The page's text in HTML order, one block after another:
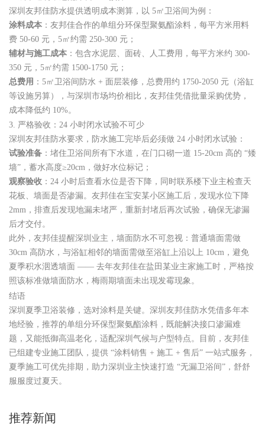
深圳友邦佳防水提供透明成本测算，以 5㎡卫浴间为例：
涂料成本 ：友邦佳合作的单组分环保型聚氨酯涂料，每平方米用料
费 50-60 元，5㎡约需 250-300 元；
辅材与施工成本 ：包含水泥层、面砖、人工费用，每平方米约 300-
350 元，5㎡约需 1500-1750 元；
总费用 ：5㎡卫浴间防水 + 面层装修，总费用约 1750-2050 元（浴缸
等设施另算），与深圳市场均价相比，友邦佳凭借批量采购优势，
成本降低约 10%。
3. 严格验收：24 小时闭水试验不可少
深圳友邦佳防水要求，防水施工完毕后必须做 24 小时闭水试验：
试验准备 ：堵住卫浴间所有下水道，在门口砌一道 15-20cm 高的 “矮
墙”，蓄水高度≥20cm，做好水位标记；
观察验收 ：24 小时后查看水位是否下降，同时联系楼下业主检查天
花板、墙面是否渗漏。友邦佳在宝安某小区施工后，发现水位下降
2mm，排查后发现地漏未堵严，重新封堵后再次试验，确保无渗漏
后才交付。
此外，友邦佳提醒深圳业主，墙面防水不可忽视：普通墙面需做
30cm 高防水，与浴缸相邻的墙面需做至浴缸上沿以上 10cm，避免
夏季积水洇透墙面 —— 去年友邦佳在盐田某业主家施工时，严格按
照该标准做墙面防水，梅雨期墙面未出现发霉现象。
结语
深圳夏季卫浴装修，选对涂料是关键。深圳友邦佳防水凭借多年本
地经验，推荐的单组分环保型聚氨酯涂料，既能解决接口渗漏难
题，又能抵御高温老化，适配深圳气候与户型特点。目前，友邦佳
已组建专业施工团队，提供 “涂料销售 + 施工 + 售后” 一站式服务，
夏季施工可优先排期，助力深圳业主快速打造 “无漏卫浴间”，舒舒
服服度过夏天。
推荐新闻